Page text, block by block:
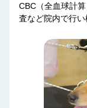
CBC（全血球計
査など院内で行い